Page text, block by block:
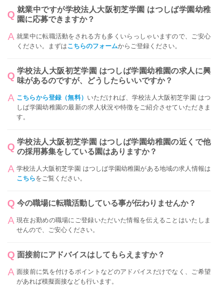
就業中ですが学校法人大阪初芝学園 はつしば学園幼稚
園に応募できますか？
就業中に転職活動をされる方も多くいらっしゃいますので、ご安心
ください。まずはこちらのフォームからご登録ください。
学校法人大阪初芝学園 はつしば学園幼稚園の求人に興
味があるのですが、どうしたらいいですか？
こちらから登録（無料） いただければ、学校法人大阪初芝学園 はつ
しば学園幼稚園の最新の求人状況や特徴をご紹介させていただきま
す。
学校法人大阪初芝学園 はつしば学園幼稚園の近くで他
の採用募集をしている園はありますか？
学校法人大阪初芝学園 はつしば学園幼稚園がある地域の求人情報は
こちらをご覧ください。
今の職場に転職活動している事が伝わりませんか？
現在お勤めの職場にご登録いただいた情報を伝えることはいたしま
せんので、ご安心ください。
面接前にアドバイスはしてもらえますか？
面接前に気を付けるポイントなどのアドバイスだけでなく、ご希望
があれば模擬面接なども行います。